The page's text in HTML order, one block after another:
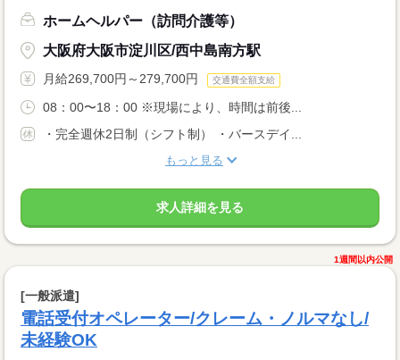
ホームヘルパー（訪問介護等）
大阪府大阪市淀川区/西中島南方駅
月給269,700円～279,700円 交通費全額支給
08：00〜18：00 ※現場により、時間は前後...
・完全週休2日制（シフト制） ・バースデイ...
もっと見る
求人詳細を見る
1週間以内公開
[一般派遣]
電話受付オペレーター/クレーム・ノルマなし/
未経験OK